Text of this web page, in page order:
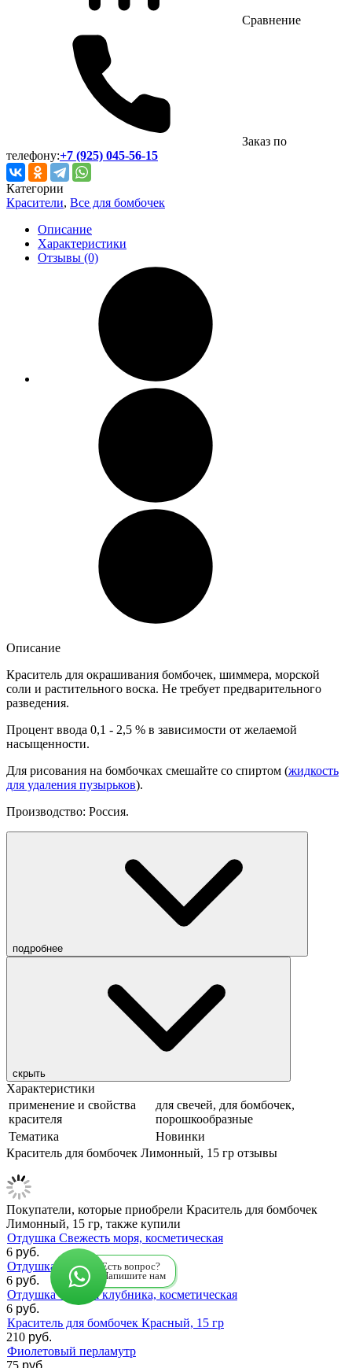
Сравнение
Заказ по
телефону:+7 (925) 045-56-15
Категории
Красители, Все для бомбочек
Описание
Характеристики
Отзывы (0)
Описание
Краситель для окрашивания бомбочек, шиммера, морской
соли и растительного воска. Не требует предварительного
разведения.
Процент ввода 0,1 - 2,5 % в зависимости от желаемой
насыщенности.
Для рисования на бомбочках смешайте со спиртом (жидкость
для удаления пузырьков).
Производство: Россия.
подробнее
скрыть
Характеристики
применение и свойства
красителя
для свечей, для бомбочек,
порошкообразные
Тематика
Новинки
Краситель для бомбочек Лимонный, 15 гр отзывы
Покупатели, которые приобрели Краситель для бомбочек
Лимонный, 15 гр, также купили
Отдушка Свежесть моря, косметическая
6 руб.
Отдушка Bubble Gum Бабл гам
6 руб.
Отдушка Свежая клубника, косметическая
6 руб.
Краситель для бомбочек Красный, 15 гр
210 руб.
Фиолетовый перламутр
75 руб.
Есть вопрос?
Напишите нам